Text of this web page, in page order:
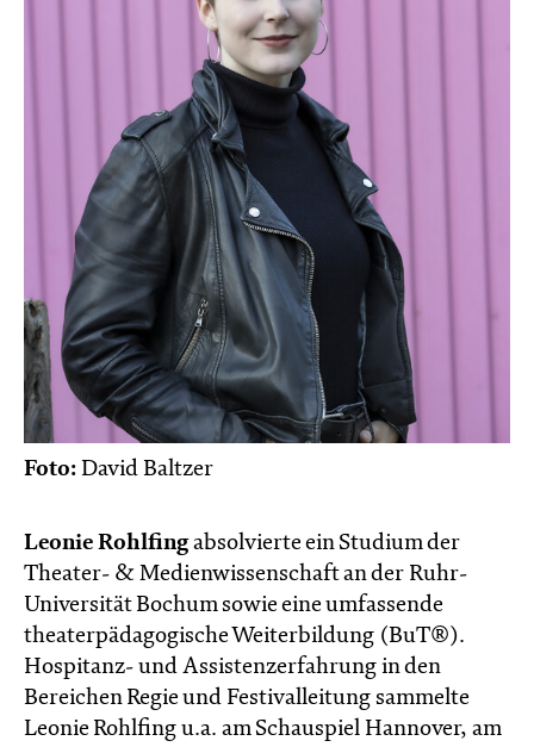
Foto: David Baltzer
Leonie Rohlfingabsolvierte ein Studium der
Theater- & Medienwissenschaft an der Ruhr-
Universität Bochum sowie eine umfassende
theaterpädagogische Weiterbildung (BuT®).
Hospitanz- und Assistenzerfahrung in den
Bereichen Regie und Festivalleitung sammelte
Leonie Rohlfing u.a. am Schauspiel Hannover, am